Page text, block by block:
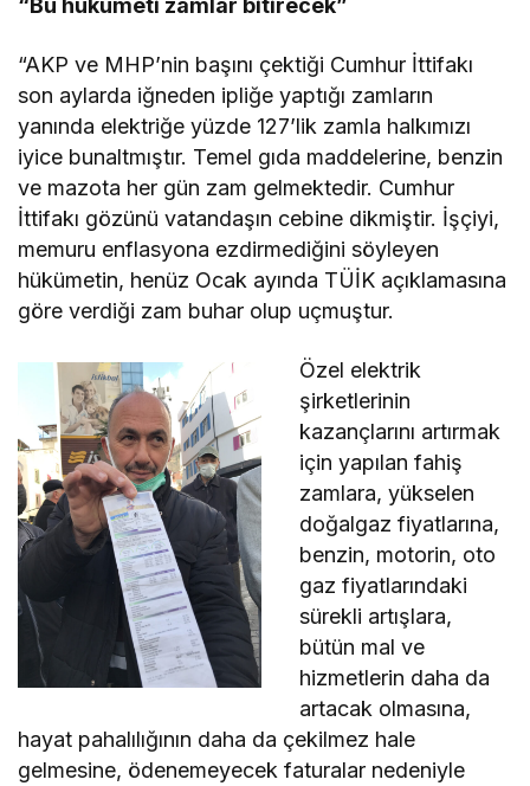
“AKP ve MHP’nin başını çektiği Cumhur İttifakı
son aylarda iğneden ipliğe yaptığı zamların
yanında elektriğe yüzde 127’lik zamla halkımızı
iyice bunaltmıştır. Temel gıda maddelerine, benzin
ve mazota her gün zam gelmektedir. Cumhur
İttifakı gözünü vatandaşın cebine dikmiştir. İşçiyi,
memuru enflasyona ezdirmediğini söyleyen
hükümetin, henüz Ocak ayında TÜİK açıklamasına
göre verdiği zam buhar olup uçmuştur.
Özel elektrik
şirketlerinin
kazançlarını artırmak
için yapılan fahiş
zamlara, yükselen
doğalgaz fiyatlarına,
benzin, motorin, oto
gaz fiyatlarındaki
sürekli artışlara,
bütün mal ve
hizmetlerin daha da
artacak olmasına,
hayat pahalılığının daha da çekilmez hale
gelmesine, ödenemeyecek faturalar nedeniyle